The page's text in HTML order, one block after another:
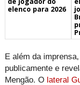
elenco para 2026
E além da
publicamente e
Mengão. O lateral